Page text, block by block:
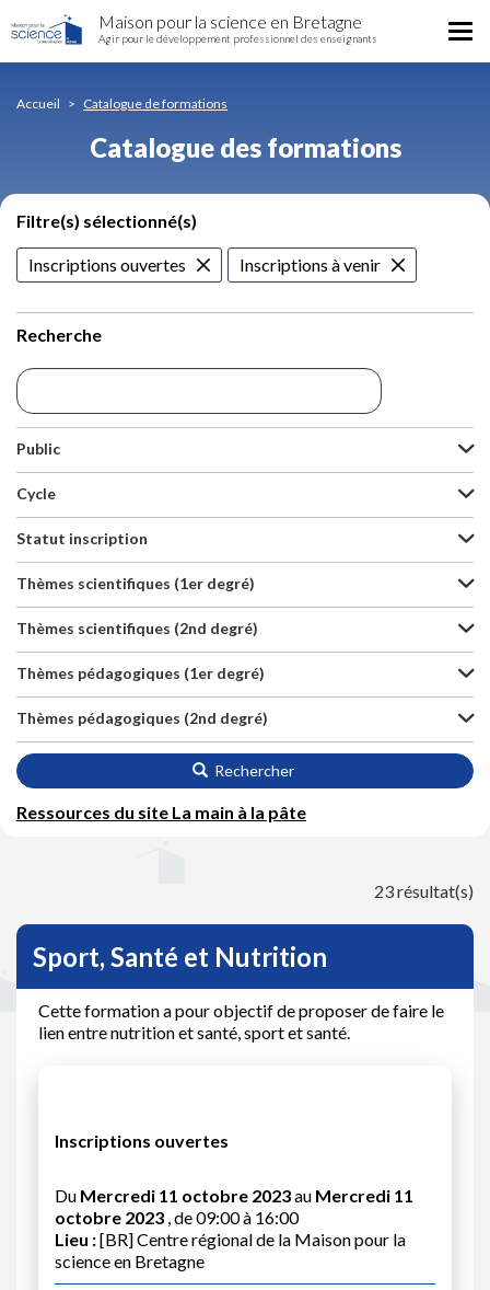
Catalogue
des
au
Maison pour la science en Bretagne
Agir pour le développement professionnel des enseignants
Accueil Catalogue de formations
Catalogue des formations
Filtre(s) sélectionné(s)
Inscriptions ouvertes Inscriptions à venir
Recherche
Public
Cycle
Statut inscription
Thèmes scientifiques (1er degré)
Thèmes scientifiques (2nd degré)
Thèmes pédagogiques (1er degré)
Thèmes pédagogiques (2nd degré)
Rechercher
Ressources du site La main à la pâte
23 résultat(s)
Sport, Santé et Nutrition
Cette formation a pour objectif de proposer de faire le
lien entre nutrition et santé, sport et santé.
Inscriptions ouvertes
Du Mercredi 11 octobre 2023au Mercredi 11
octobre 2023 , de 09:00 à 16:00
Lieu :[BR] Centre régional de la Maison pour la
science en Bretagne